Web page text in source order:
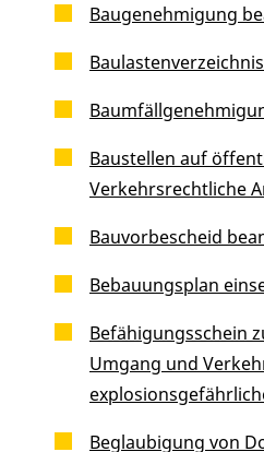
Baugenehmigung
Baustellen auf
Verkehrsrechtliche
Bauvorbescheid
Bebauungsplan
Befähigungsschein
Umgang und
Beglaubigung von